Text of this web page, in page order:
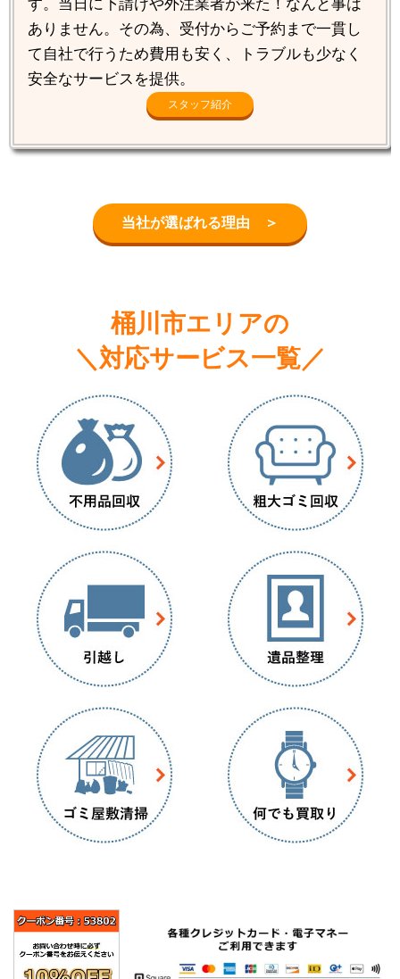
す。当日に下請けや外注業者が来た！なんと事は
ありません。その為、受付からご予約まで一貫し
て自社で行うため費用も安く、トラブルも少なく
安全なサービスを提供。
スタッフ紹介
当社が選ばれる理由 ＞
桶川市エリアの
＼対応サービス一覧／